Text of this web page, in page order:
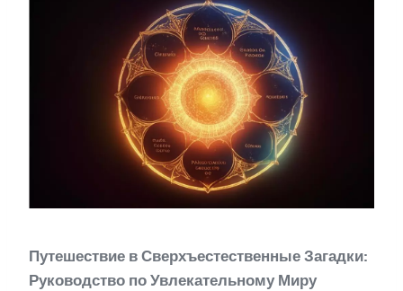
Путешествие в Сверхъестественные Загадки:
Руководство по Увлекательному Миру